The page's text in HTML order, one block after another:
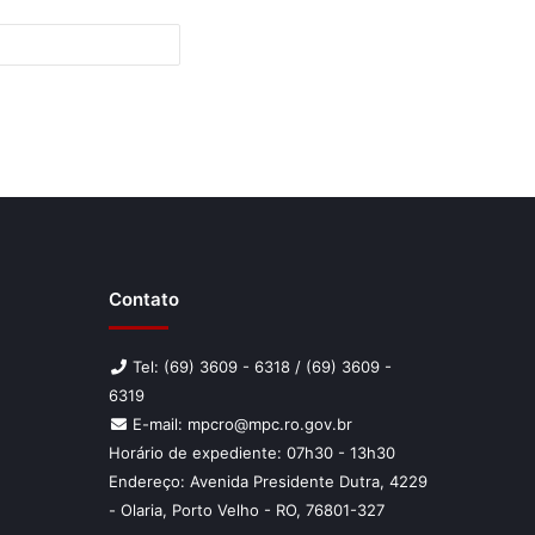
Contato
Tel: (69) 3609 - 6318 / (69) 3609 -
6319
E-mail: mpcro@mpc.ro.gov.br
Horário de expediente: 07h30 - 13h30
Endereço: Avenida Presidente Dutra, 4229
- Olaria, Porto Velho - RO, 76801-327